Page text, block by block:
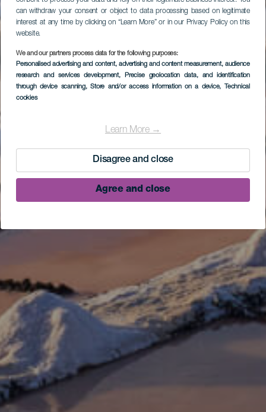
can withdraw your consent or object to data processing based on legitimate
interest at any time by clicking on “Learn More” or in our Privacy Policy on this
website.
We and our partners process data for the following purposes:
Personalised advertising and content, advertising and content measurement, audience
research and services development, Precise geolocation data, and identification
through device scanning, Store and/or access information on a device, Technical
cookies
Learn More →
Disagree and close
Agree and close